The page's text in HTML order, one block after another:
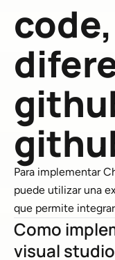
code,
Para implementar
puede utilizar una
que permite
Como
visual